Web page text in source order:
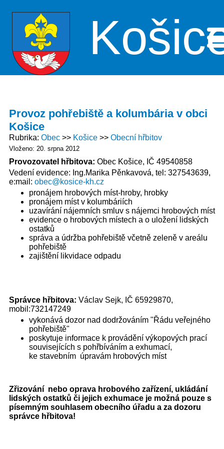
Provoz pohřebiště a kolumbária v obci
Košice
Rubrika Obec Košice Obecní hřbitov
Vloženo: 20. srpna 2012
Provozovatel hřbitova: Obec Košice, IČ 49540858
Vedení evidence: Ing.Marika Pěnkavová, tel: 327543639,
e:mail: obec@kosice-kh.cz
pronájem hrobových míst-hroby, hrobky
pronájem míst v kolumbáriích
uzavírání nájemních smluv s nájemci hrobových míst
evidence o hrobových místech a o uložení lidských
ostatků
správa a údržba pohřebiště včetně zeleně v areálu
pohřebiště
zajištění likvidace odpadu
Správce hřbitova: Václav Sejk, IČ 65929870,
mobil:732147249
vykonává dozor nad dodržováním "Řádu veřejného
pohřebiště"
poskytuje informace k provádění výkopových prací
souvisejících s pohřbíváním a exhumací,
ke stavebním úpravám hrobových míst
Zřizování nebo oprava hrobového zařízení, ukládání
lidských ostatků či jejich exhumace je možná pouze s
písemným souhlasem obecního úřadu a za dozoru
správce hřbitova!